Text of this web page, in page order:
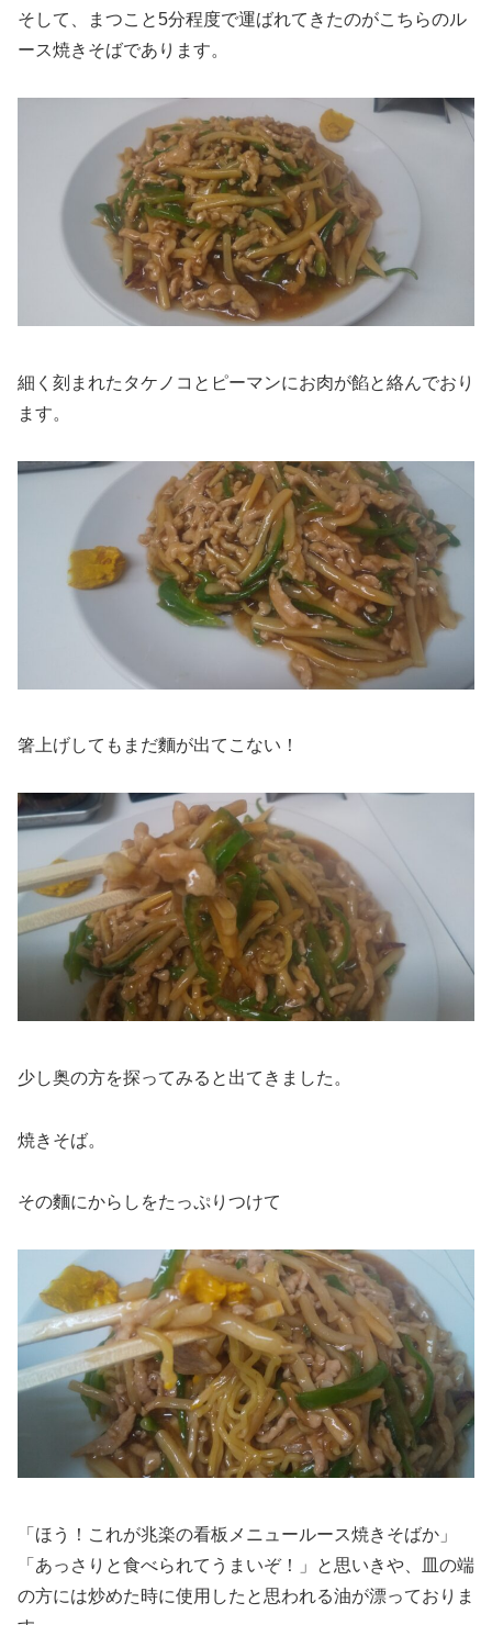
そして、まつこと5分程度で運ばれてきたのがこちらのル
ース焼きそばであります。
細く刻まれたタケノコとピーマンにお肉が餡と絡んでおり
ます。
箸上げしてもまだ麵が出てこない！
少し奥の方を探ってみると出てきました。
焼きそば。
その麵にからしをたっぷりつけて
「ほう！これが兆楽の看板メニュールース焼きそばか」
「あっさりと食べられてうまいぞ！」と思いきや、皿の端
の方には炒めた時に使用したと思われる油が漂っておりま